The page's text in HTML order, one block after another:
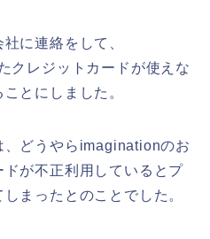
に連絡をして、
クレジットカードが使えな
とにしました。
、どうやらimaginationのお
が不正利用しているとプ
まったとのことでした。